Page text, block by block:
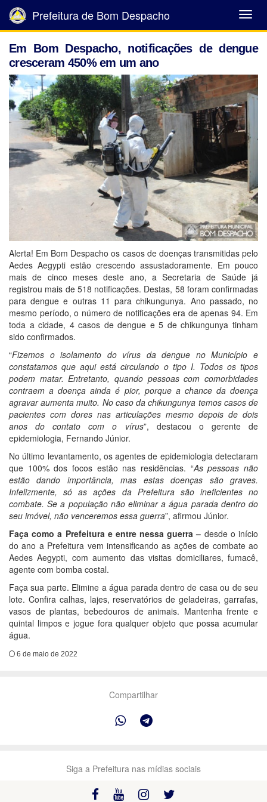
Abrir
Menu
Prefeitura de Bom Despacho
Em Bom Despacho, notificações de dengue
cresceram 450% em um ano
Alerta! Em Bom Despacho os casos de doenças transmitidas pelo
Aedes Aegypti estão crescendo assustadoramente. Em pouco
mais de cinco meses deste ano, a Secretaria de Saúde já
registrou mais de 518 notificações. Destas, 58 foram confirmadas
para dengue e outras 11 para chikungunya. Ano passado, no
mesmo período, o número de notificações era de apenas 94. Em
toda a cidade, 4 casos de dengue e 5 de chikungunya tinham
sido confirmados.
“Fizemos o isolamento do vírus da dengue no Município e
constatamos que aqui está circulando o tipo I. Todos os tipos
podem matar. Entretanto, quando pessoas com comorbidades
contraem a doença ainda é pior, porque a chance da doença
agravar aumenta muito. No caso da chikungunya temos casos de
pacientes com dores nas articulações mesmo depois de dois
anos do contato com o vírus”, destacou o gerente de
epidemiologia, Fernando Júnior.
No último levantamento, os agentes de epidemiologia detectaram
que 100% dos focos estão nas residências. “As pessoas não
estão dando importância, mas estas doenças são graves.
Infelizmente, só as ações da Prefeitura são ineficientes no
combate. Se a população não eliminar a água parada dentro do
seu imóvel, não venceremos essa guerra”, afirmou Júnior.
Faça como a Prefeitura e entre nessa guerra – desde o início
do ano a Prefeitura vem intensificando as ações de combate ao
Aedes Aegypti, com aumento das visitas domiciliares, fumacê,
agente com bomba costal.
Faça sua parte. Elimine a água parada dentro de casa ou de seu
lote. Confira calhas, lajes, reservatórios de geladeiras, garrafas,
vasos de plantas, bebedouros de animais. Mantenha frente e
quintal limpos e jogue fora qualquer objeto que possa acumular
água.
6 de maio de 2022
Compartilhar
Siga a Prefeitura nas mídias sociais